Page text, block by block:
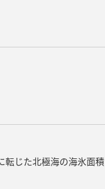
転じた北極海の海氷面積